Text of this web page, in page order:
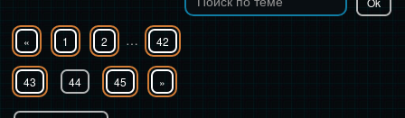
« 1 2 … 42
43 44 45 »